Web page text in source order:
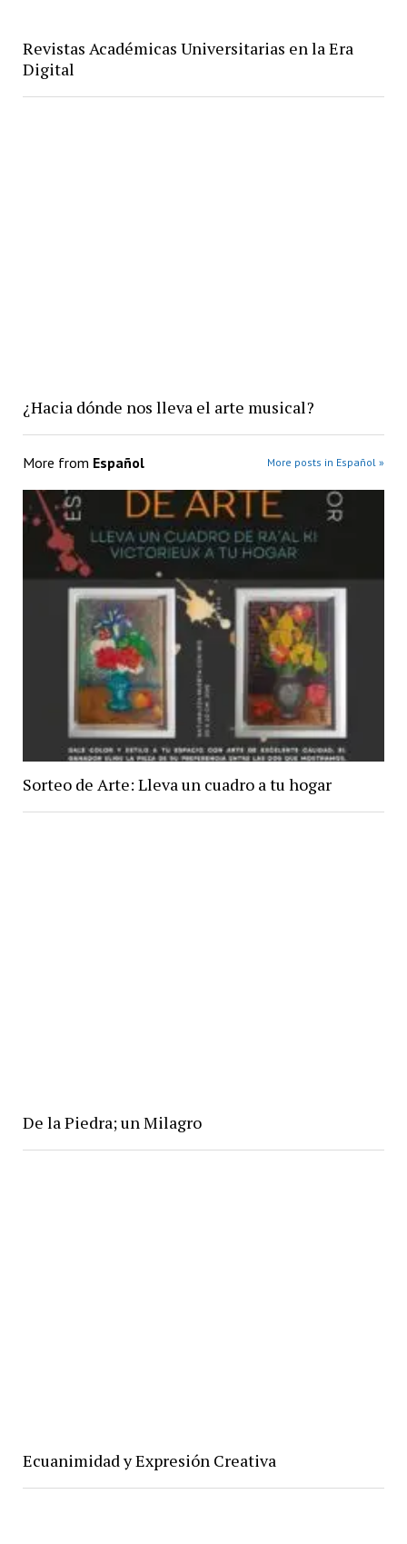
Revistas Académicas Universitarias en la Era
Digital
¿Hacia dónde nos lleva el arte musical?
More from Español More posts in Español »
Sorteo de Arte: Lleva un cuadro a tu hogar
De la Piedra; un Milagro
Ecuanimidad y Expresión Creativa